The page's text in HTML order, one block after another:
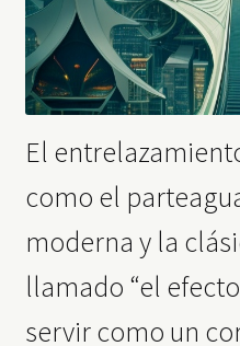
El
como el
moderna y la
llamado “el
servir como un